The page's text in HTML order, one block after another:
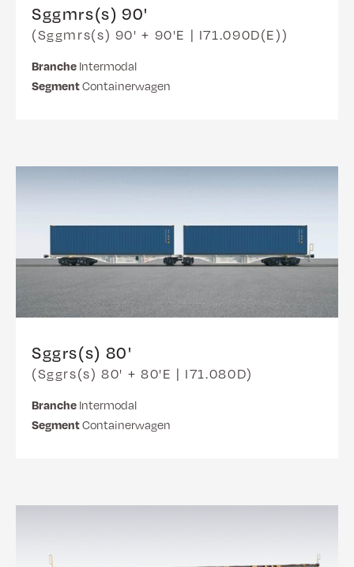
Sggmrs(s) 90'
(Sggmrs(s) 90' + 90'E | I71.090D(E))
Branche Intermodal
SegmentContainerwagen
Sggrs(s) 80'
(Sggrs(s) 80' + 80'E | I71.080D)
Branche Intermodal
SegmentContainerwagen